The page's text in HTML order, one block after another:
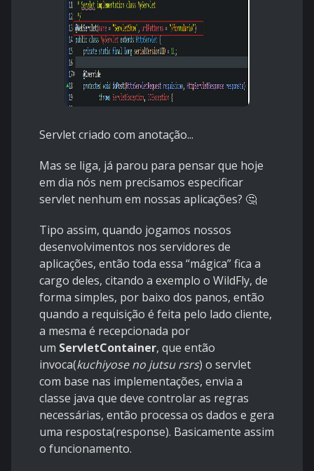
Servlet criado com anotação...
Mas se liga, já parou para pensar que hoje
em dia nós nem precisamos especificar
servlet nenhum em nossas aplicações? 🤔
Tipo assim, quando jogamos nossos
desenvolvimentos nos servidores de
aplicações, então toda essa “mágica” fica a
cargo deles, citando a exemplo o WildFly, de
forma simples, por baixo dos panos, então
quando a requisição é feita pelo lado cliente,
a mesma é recepcionada por
um ServletContainer, que então
invoca(kuchiyose no jutsu rsrs) o servlet
com base nas implementações, envia a
classe java que deve controlar as regras
necessárias, então processa os dados e gera
uma resposta(response). Basicamente assim
o funcionamento.